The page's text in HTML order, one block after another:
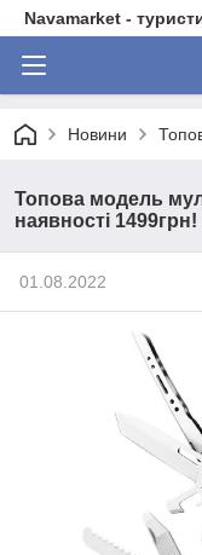
Navamarket -
Новини
Топова модель
наявності 1499грн!
01.08.2022